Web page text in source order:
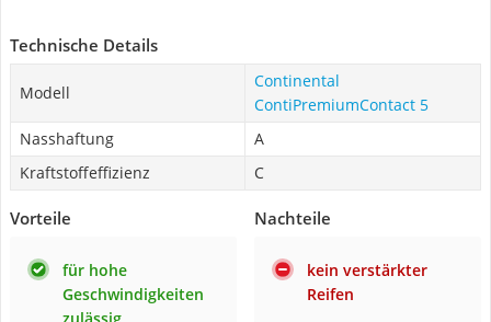
Technische Details
Modell
Continental
ContiPremiumContact 5
Nasshaftung
A
Kraftstoffeffizienz
C
Vorteile
für hohe
Geschwindigkeiten
Nachteile
kein verstärkter
Reifen